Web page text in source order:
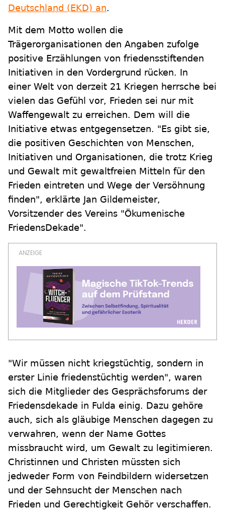
Deutschland (EKD) an.
Mit dem Motto wollen die
Trägerorganisationen den Angaben zufolge
positive Erzählungen von friedensstiftenden
Initiativen in den Vordergrund rücken. In
einer Welt von derzeit 21 Kriegen herrsche bei
vielen das Gefühl vor, Frieden sei nur mit
Waffengewalt zu erreichen. Dem will die
Initiative etwas entgegensetzen. "Es gibt sie,
die positiven Geschichten von Menschen,
Initiativen und Organisationen, die trotz Krieg
und Gewalt mit gewaltfreien Mitteln für den
Frieden eintreten und Wege der Versöhnung
finden", erklärte Jan Gildemeister,
Vorsitzender des Vereins "Ökumenische
FriedensDekade".
"Wir müssen nicht kriegstüchtig, sondern in
erster Linie friedenstüchtig werden", waren
sich die Mitglieder des Gesprächsforums der
Friedensdekade in Fulda einig. Dazu gehöre
auch, sich als gläubige Menschen dagegen zu
verwahren, wenn der Name Gottes
missbraucht wird, um Gewalt zu legitimieren.
Christinnen und Christen müssten sich
jedweder Form von Feindbildern widersetzen
und der Sehnsucht der Menschen nach
Frieden und Gerechtigkeit Gehör verschaffen.